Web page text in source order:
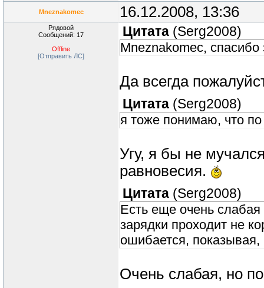
Mneznakomec 16.12.2008, 13:36
Рядовой
Сообщений: 17
Offline
[Отправить ЛС]
Цитата (Serg2008)
Mneznakomec, спасибо
Да всегда
Цитата (Serg2008)
я тоже понимаю, что
Угу, я бы не
равновесия.
Цитата (Serg2008)
Есть еще очень слабая
зарядки проходит не
ошибается,
Очень слабая, но